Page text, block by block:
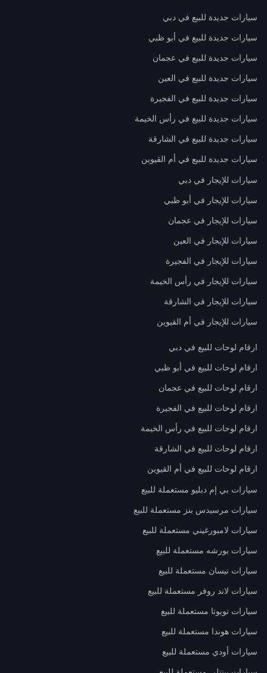
سيارات جديدة للبيع في دبي
سيارات جديدة للبيع في أبو ظبي
سيارات جديدة للبيع في عجمان
سيارات جديدة للبيع في العين
سيارات جديدة للبيع في الفجيرة
سيارات جديدة للبيع في رأس الخيمة
سيارات جديدة للبيع في الشارقة
سيارات جديدة للبيع في أم القيوين
سيارات للإيجار في دبي
سيارات للإيجار في أبو ظبي
سيارات للإيجار في عجمان
سيارات للإيجار في العين
سيارات للإيجار في الفجيرة
سيارات للإيجار في رأس الخيمة
سيارات للإيجار في الشارقة
سيارات للإيجار في أم القيوين
ارقام لوحات للبيع في دبي
ارقام لوحات للبيع في أبو ظبي
ارقام لوحات للبيع في عجمان
ارقام لوحات للبيع في الفجيرة
ارقام لوحات للبيع في رأس الخيمة
ارقام لوحات للبيع في الشارقة
ارقام لوحات للبيع في أم القيوين
سيارات بي إم دبليو مستعملة للبيع
سيارات مرسيدس بنز مستعملة للبيع
سيارات لامبورغيني مستعملة للبيع
سيارات بورشه مستعملة للبيع
سيارات نيسان مستعملة للبيع
سيارات لاند روفر مستعملة للبيع
سيارات تويوتا مستعملة للبيع
سيارات هوندا مستعملة للبيع
سيارات أودي مستعملة للبيع